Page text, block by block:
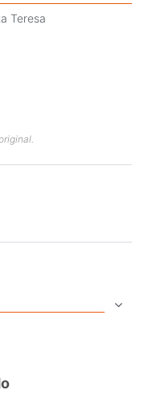
Teresa